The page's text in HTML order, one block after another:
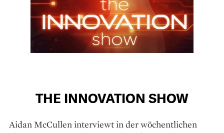
THE INNOVATION SHOW
Aidan McCullen interviewt in der wöchentlichen